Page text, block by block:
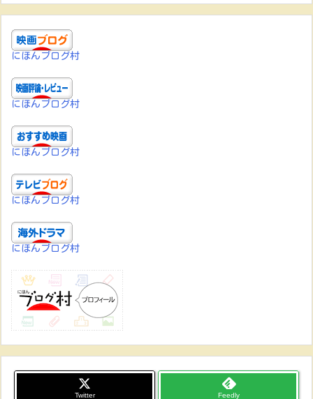
にほんブログ村
にほんブログ村
にほんブログ村
にほんブログ村
にほんブログ村
Twitter Feedly